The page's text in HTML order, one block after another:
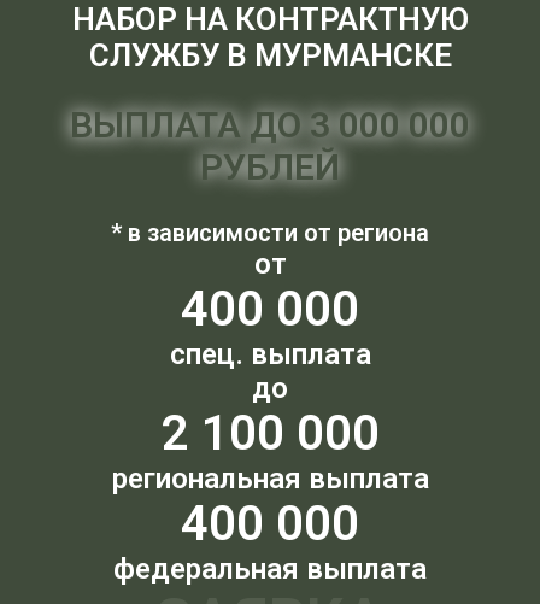
НАБОР НА КОНТРАКТНУЮ
СЛУЖБУ В МУРМАНСКЕ
ВЫПЛАТА ДО 3 000 000
РУБЛЕЙ
* в зависимости от региона
от
400 000
спец. выплата
до
2 100 000
региональная выплата
400 000
федеральная выплата